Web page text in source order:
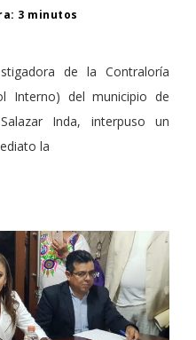
3 minutos
de la Contraloría
Interno) del municipio de
Inda, interpuso un
la